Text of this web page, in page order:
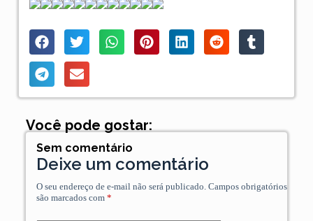
Você pode gostar:
Sem comentário
Deixe um comentário
O seu endereço de e-mail não será publicado. Campos obrigatórios
são marcados com *